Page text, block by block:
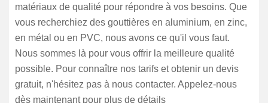
matériaux de qualité pour répondre à vos besoins. Que
vous recherchiez des gouttières en aluminium, en zinc,
en métal ou en PVC, nous avons ce qu'il vous faut.
Nous sommes là pour vous offrir la meilleure qualité
possible. Pour connaître nos tarifs et obtenir un devis
gratuit, n'hésitez pas à nous contacter. Appelez-nous
dès maintenant pour plus de détails